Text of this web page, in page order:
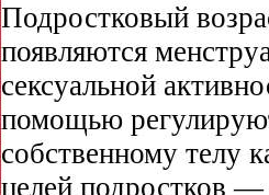
Подростковый
появляются
сексуальной
помощью
собственному телу
целей подростков —